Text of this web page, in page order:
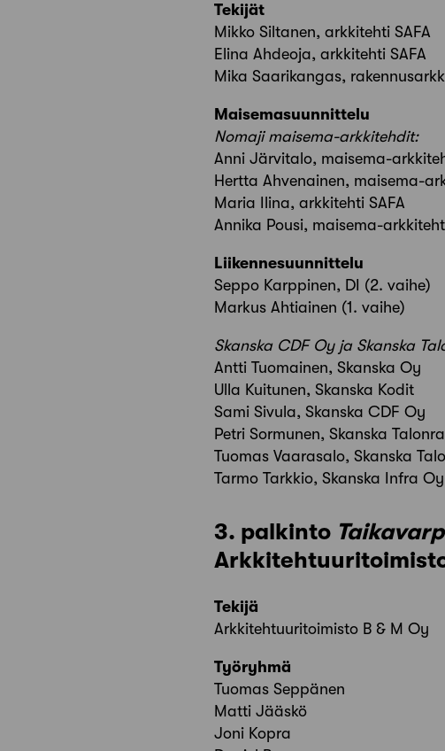
Tekijät
Mikko Siltanen, arkkitehti SAFA
Elina Ahdeoja, arkkitehti SAFA
Mika Saarikangas,
Maisemasuunnittelu
Nomaji maisema-arkkitehdit:
Anni Järvitalo, maisema-
Hertta Ahvenainen, maisema-
Maria Ilina, arkkitehti SAFA
Annika Pousi, maisema-
Liikennesuunnittelu
Seppo Karppinen, DI (2. vaihe)
Markus Ahtiainen (1. vaihe)
Skanska CDF Oy ja Skanska
Antti Tuomainen, Skanska Oy
Ulla Kuitunen, Skanska Kodit
Sami Sivula, Skanska CDF Oy
Petri Sormunen, Skanska
Tuomas Vaarasalo, Skanska
Tarmo Tarkkio, Skanska Infra Oy
3. palkinto
Arkkitehtuuritoimisto
Tekijä
Arkkitehtuuritoimisto B & M Oy
Työryhmä
Tuomas Seppänen
Matti Jääskö
Joni Kopra